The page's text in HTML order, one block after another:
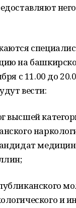
на
с 11.00 до
вести:
высшей
и